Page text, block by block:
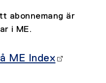
abonnemang är
i ME.
ME Index